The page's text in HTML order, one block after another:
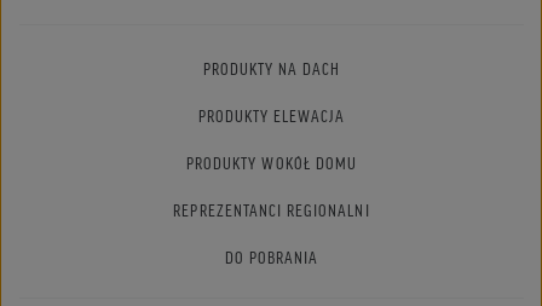
PRODUKTY NA DACH
PRODUKTY ELEWACJA
PRODUKTY WOKÓŁ DOMU
REPREZENTANCI REGIONALNI
DO POBRANIA